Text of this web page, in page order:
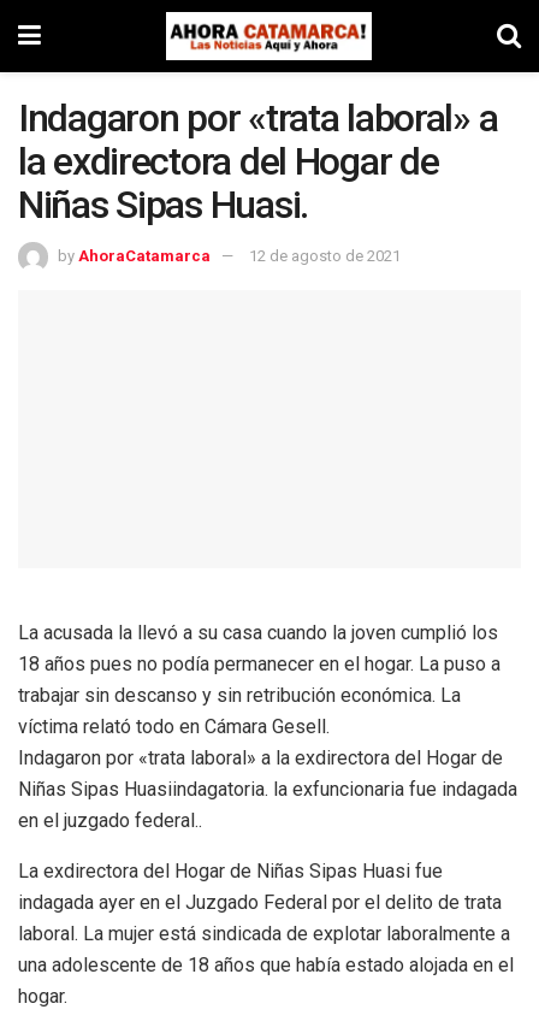
Indagaron por «trata laboral» a
la exdirectora del Hogar de
Niñas Sipas Huasi.
by AhoraCatamarca 12 de agosto de 2021
La acusada la llevó a su casa cuando la joven cumplió los
18 años pues no podía permanecer en el hogar. La puso a
trabajar sin descanso y sin retribución económica. La
víctima relató todo en Cámara Gesell.
Indagaron por «trata laboral» a la exdirectora del Hogar de
Niñas Sipas Huasiindagatoria. la exfuncionaria fue indagada
en el juzgado federal..
La exdirectora del Hogar de Niñas Sipas Huasi fue
indagada ayer en el Juzgado Federal por el delito de trata
laboral. La mujer está sindicada de explotar laboralmente a
una adolescente de 18 años que había estado alojada en el
hogar.